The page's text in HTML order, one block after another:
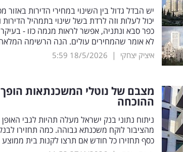
יש הבדל גדול בין השינוי במחירי הדירות
יכול לעלות וזה לרדת בשל שינוי בתמהיל
כפר סבא ונתניה, אפשר לראות מגמה כזו -
לא אומר שהמחירים עולים. הנה הרשימה
איציק יצחקי |
18/5/2026
5:59
מצבם של נוטלי המשכנתאות
ההוכחה
ניתוח נתוני בנק ישראל מעלה תהיות לגבי
מהציבור לוקח משכנתא גבוהה. כמה תחזירו
כסף תחזירו כל חודש אם תרצו לקנות בית